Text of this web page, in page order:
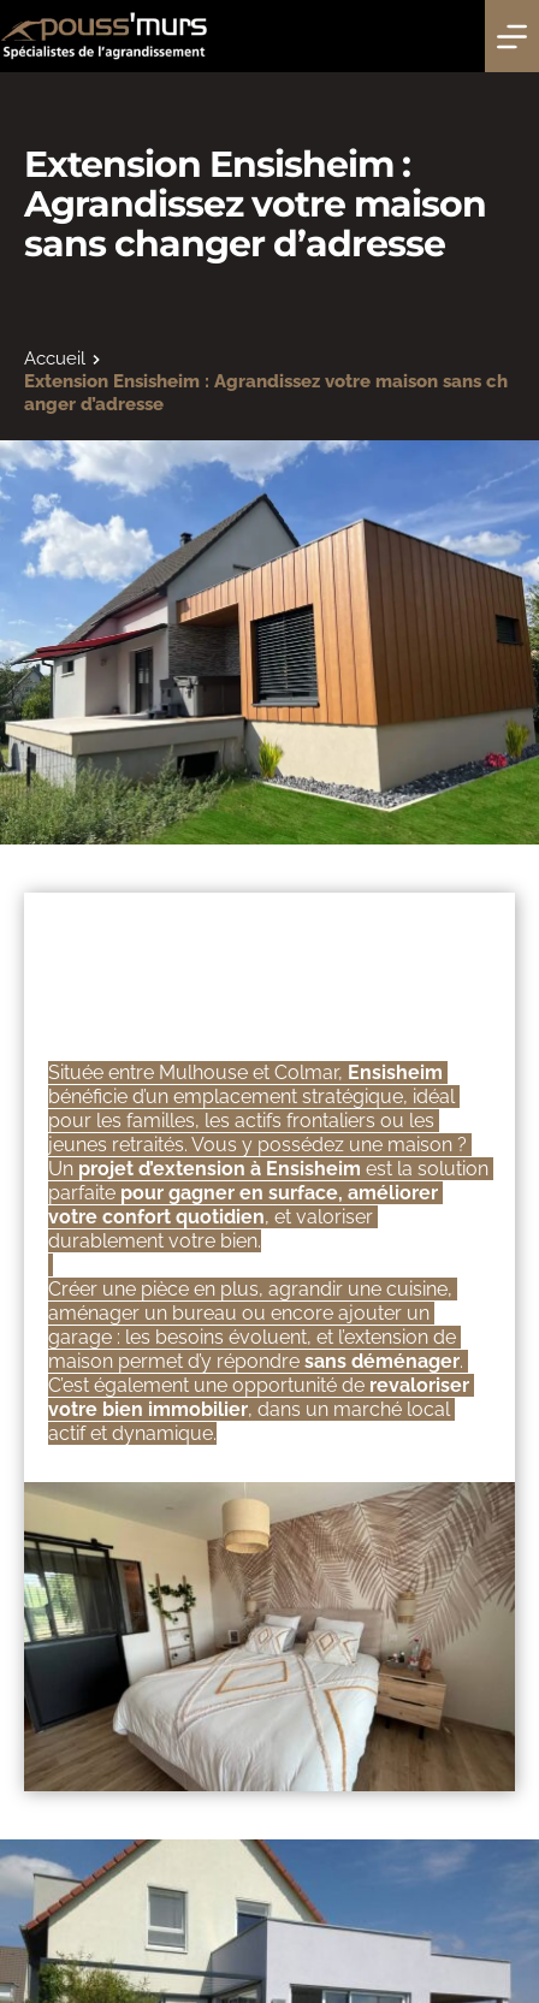
au
contenu
Extension Ensisheim :
Agrandissez votre maison
sans changer d’adresse
Accueil
Extension Ensisheim : Agrandissez votre maison sans ch
anger d’adresse
Située entre Mulhouse et Colmar, Ensisheim
bénéficie d’un emplacement stratégique, idéal
pour les familles, les actifs frontaliers ou les
jeunes retraités. Vous y possédez une maison ?
Un projet d’extension à Ensisheim est la solution
parfaite pour gagner en surface, améliorer
votre confort quotidien, et valoriser
durablement votre bien.
Créer une pièce en plus, agrandir une cuisine,
aménager un bureau ou encore ajouter un
garage : les besoins évoluent, et l’extension de
maison permet d’y répondre sans déménager.
C’est également une opportunité de revaloriser
votre bien immobilier, dans un marché local
actif et dynamique.